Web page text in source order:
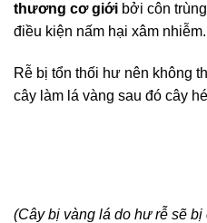
thương cơ giới bởi côn
điều kiện nấm hại xâm nhiễm.
Rễ bị tổn thối hư nên không
cây làm lá vàng sau đó cây
(Cây bị vàng lá do hư rễ sẽ